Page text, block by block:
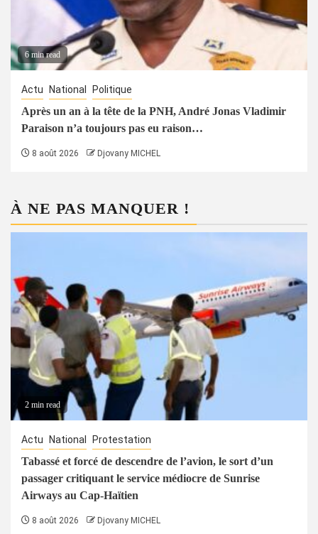
6 min read
Actu National Politique
Après un an à la tête de la PNH, André Jonas Vladimir
Paraison n’a toujours pas eu raison…
8 août 2026 Djovany MICHEL
À NE PAS MANQUER !
2 min read
Actu National Protestation
Tabassé et forcé de descendre de l’avion, le sort d’un
passager critiquant le service médiocre de Sunrise
Airways au Cap-Haïtien
8 août 2026 Djovany MICHEL